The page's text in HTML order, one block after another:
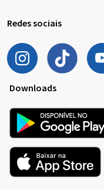
Redes sociais
Downloads